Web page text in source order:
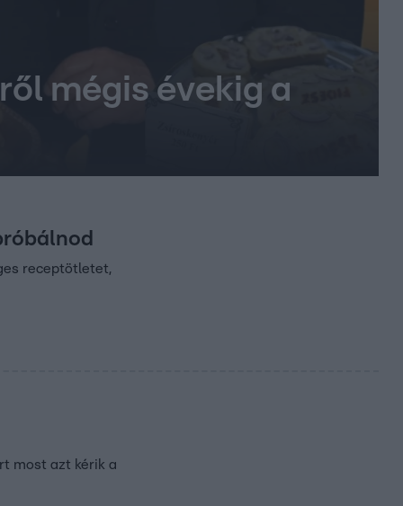
mégis évekig a
receptötletet,
most azt kérik a